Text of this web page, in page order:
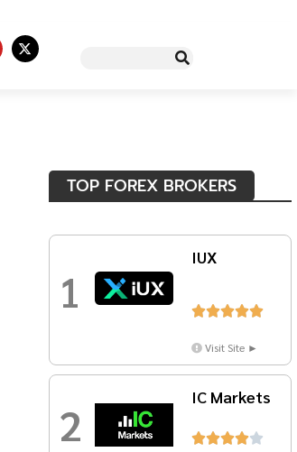
TOP FOREX BROKERS
1
IUX

Visit Site ►
2
IC Markets
